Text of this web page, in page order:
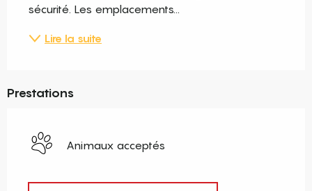
sécurité. Les emplacements...
Lire la suite
Prestations
Animaux acceptés